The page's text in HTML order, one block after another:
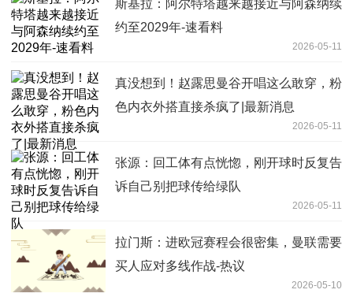
斯基拉：阿尔特塔越来越接近与阿森纳续
约至2029年-速看料
2026-05-11
真没想到！赵露思曼谷开唱这么敢穿，粉
色内衣外搭直接杀疯了|最新消息
2026-05-11
张源：回工体有点恍惚，刚开球时反复告
诉自己别把球传给绿队
2026-05-11
拉门斯：进欧冠赛程会很密集，曼联需要
买人应对多线作战-热议
2026-05-10